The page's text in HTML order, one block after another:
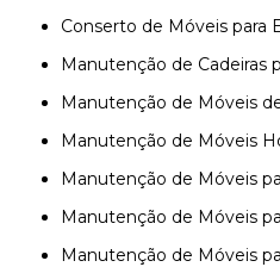
Conserto de Móveis para
Manutenção de Cadeiras
Manutenção de Móveis
Manutenção de Móveis
Manutenção de Móveis
Manutenção de Móveis
Manutenção de Móveis